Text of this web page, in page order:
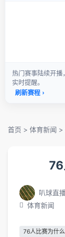
首页 > 体育新闻 >
叭球直
体育新闻
76人比赛为什